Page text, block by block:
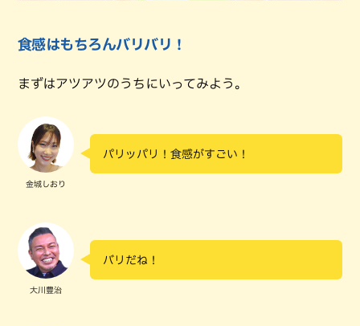
食感はもちろんバリバリ！
まずはアツアツのうちにいってみよう。
金城しおり
パリッパリ！食感がすごい！
大川豊治
バリだね！